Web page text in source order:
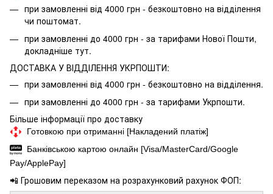
при замовленні від 4000 грн - безкоштовно на відділення
чи поштомат.
при замовленні до 4000 грн - за тарифами Нової Пошти,
докладніше тут.
ДОСТАВКА У ВІДДІЛЕННЯ УКРПОШТИ:
при замовленні від 4000 грн - безкоштовно на відділення.
при замовленні до 4000 грн - за тарифами Укрпошти.
Більше інформації про доставку
Готовкою при отриманні [Накладений платіж]
Банківською картою онлайн [Visa/MasterCard/Google
Pay/ApplePay]
📲 Грошовим переказом на розрахунковий рахунок ФОП: